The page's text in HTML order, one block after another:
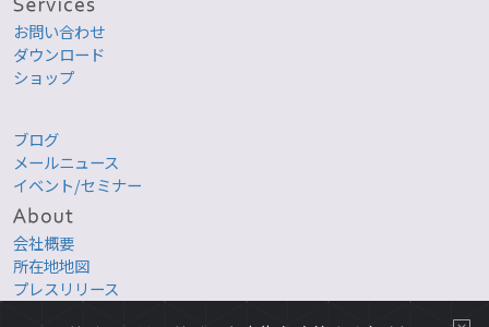
お問い合わせ
ダウンロード
ショップ
ブログ
メールニュース
イベント/セミナー
会社概要
所在地地図
プレスリリース